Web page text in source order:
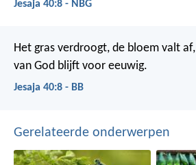
Jesaja 40:8 - NBG
Het gras verdroogt, de bloem valt af,
van God blijft voor eeuwig.
Jesaja 40:8 - BB
Gerelateerde onderwerpen